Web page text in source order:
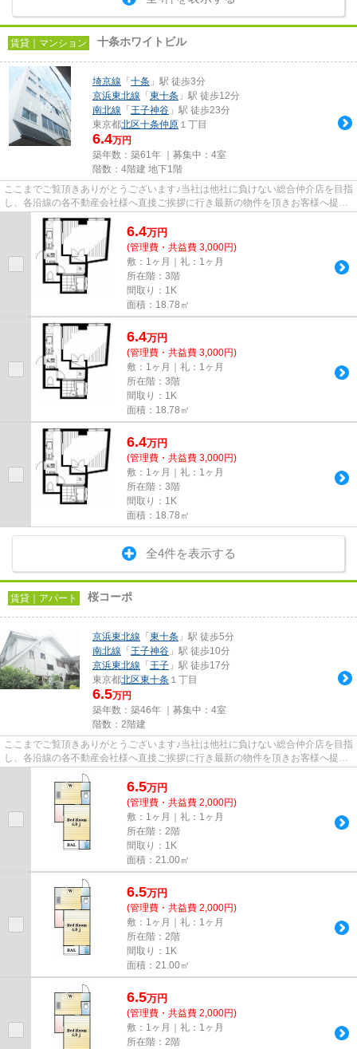
賃貸｜マンション 十条ホワイトビル
埼京線 「 十条 」駅 徒歩3分
京浜東北線 「 東十条 」駅 徒歩12分
南北線 「 王子神谷 」駅 徒歩23分
東京都北区十条仲原 １丁目
6.4万円
築年数：築61年 ｜募集中： 4室
階数：4階建 地下1階
ここまでご覧頂きありがとうございます♪当社は他社に負けない総合仲介店を目指
し、各沿線の各不動産会社様へ直接ご挨拶に行き最新の物件を頂きお客様へ提供
しております！最新の情報は...
6.4万円
(管理費・共益費 3,000円)
敷：1ヶ月｜礼：1ヶ月
所在階：3階
間取り：1K
面積：18.78㎡
6.4万円
(管理費・共益費 3,000円)
敷：1ヶ月｜礼：1ヶ月
所在階：3階
間取り：1K
面積：18.78㎡
6.4万円
(管理費・共益費 3,000円)
敷：1ヶ月｜礼：1ヶ月
所在階：3階
間取り：1K
面積：18.78㎡
全4件を表示する
賃貸｜アパート 桜コーポ
京浜東北線 「 東十条 」駅 徒歩5分
南北線 「 王子神谷 」駅 徒歩10分
京浜東北線 「 王子 」駅 徒歩17分
東京都北区東十条 １丁目
6.5万円
築年数：築46年 ｜募集中： 4室
階数：2階建
ここまでご覧頂きありがとうございます♪当社は他社に負けない総合仲介店を目指
し、各沿線の各不動産会社様へ直接ご挨拶に行き最新の物件を頂きお客様へ提供
しております！最新の情報は...
6.5万円
(管理費・共益費 2,000円)
敷：1ヶ月｜礼：1ヶ月
所在階：2階
間取り：1K
面積：21.00㎡
6.5万円
(管理費・共益費 2,000円)
敷：1ヶ月｜礼：1ヶ月
所在階：2階
間取り：1K
面積：21.00㎡
6.5万円
(管理費・共益費 2,000円)
敷：1ヶ月｜礼：1ヶ月
所在階：2階